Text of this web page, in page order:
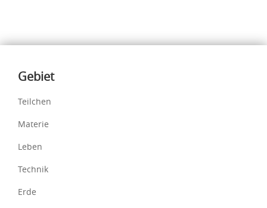
Inhalte
Gebiet
Teilchen
Materie
Leben
Technik
Erde